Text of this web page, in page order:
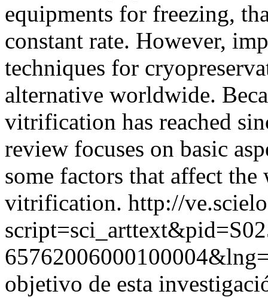
equipments for freezing,
constant rate. However,
techniques for
alternative worldwide.
vitrification has reached
review focuses on basic
some factors that affect
vitrification. http://
objetivo de esta